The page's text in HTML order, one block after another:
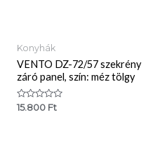
Konyhák
VENTO DZ-72/57 szekrény
záró panel, szín: méz tölgy
Értékelés:
15.800 Ft